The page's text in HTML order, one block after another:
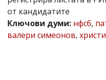
Коментарите
под
статиите
се
от кандидатите
Ключови думи: нфсб,
валери симеонов,